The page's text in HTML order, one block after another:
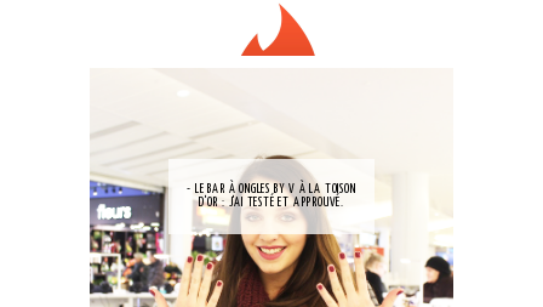
- LE BAR À ONGLES BY V À LA TOISON
D'OR : J'AI TESTÉ ET APPROUVÉ.